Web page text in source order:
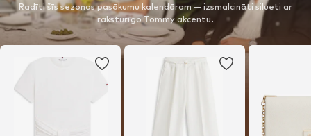
Radīti šīs sezonas pasākumu kalendāram — izsmalcināti silueti ar
raksturīgo Tommy akcentu.